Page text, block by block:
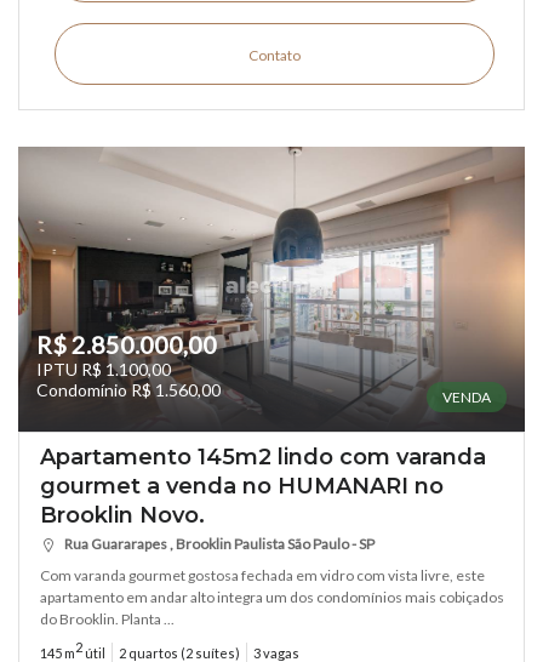
Contato
R$ 2.850.000,00
IPTU R$ 1.100,00
Condomínio R$ 1.560,00
VENDA
Apartamento 145m2 lindo com varanda
gourmet a venda no HUMANARI no
Brooklin Novo.
Rua Guararapes , Brooklin Paulista São Paulo - SP
Com varanda gourmet gostosa fechada em vidro com vista livre, este
apartamento em andar alto integra um dos condomínios mais cobiçados
do Brooklin. Planta ...
145 m2 útil 2 quartos (2 suítes) 3 vagas